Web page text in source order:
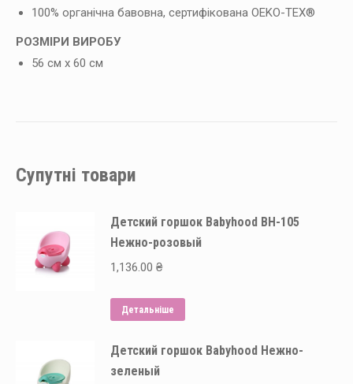
100% органічна бавовна, сертифікована OEKO-TEX®
РОЗМІРИ ВИРОБУ
56 см х 60 см
Супутні товари
Детский горшок Babyhood BH-105
Нежно-розовый
1,136.00 ₴
Детальніше
Детский горшок Babyhood Нежно-
зеленый